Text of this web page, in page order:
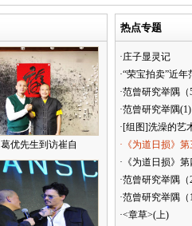
葛优先生到访崔自
热点专题
·庄子显灵记
·“荣宝拍卖”近
·范曾研究举隅（
·范曾研究举隅(1)
·[组图]洗澡的艺
·《为道日损》
·《为道日损》
·范曾研究举隅（
·范曾研究举隅（
·<章草>(上)